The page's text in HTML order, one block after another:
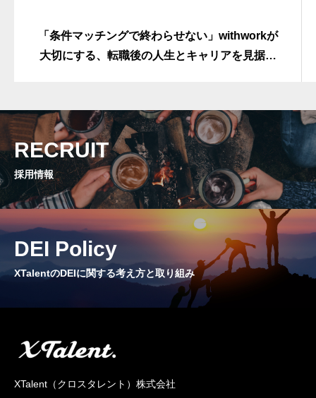
「条件マッチングで終わらせない」withworkが
大切にする、転職後の人生とキャリアを見据え
RECRUIT
採用情報
DEI Policy
XTalentのDEIに関する考え方と取り組み
XTalent（クロスタレント）株式会社